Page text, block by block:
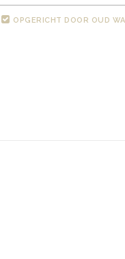
OPGERICHT DOOR OUD